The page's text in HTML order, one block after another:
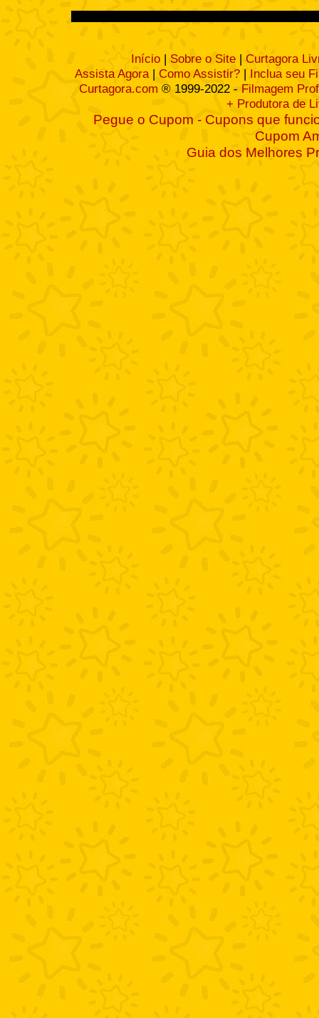
Início | Sobre o Site | Curtagora
Assista Agora| Como Assistir? | Inclua seu
Curtagora.com ® 1999-2022 - Filmagem
+ Produtora de
Pegue o Cupom - Cupons que
Cupom
Guia dos Melhores